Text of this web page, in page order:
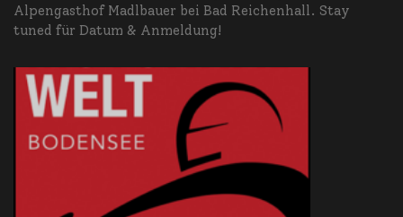
Alpengasthof Madlbauer bei Bad Reichenhall. Stay
tuned für Datum & Anmeldung!